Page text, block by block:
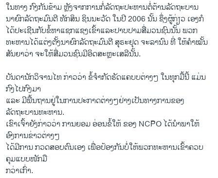
ໃນທາງ ​ກົງກັນຂ້າມ ຫຼັງຈາກ​ການ​ກໍ່ລັດຖະປະຫານຕໍ່ຕ້ານ​ລັດຖະບານ
ນາຍົກລັດຖະມົນຕີ ທັກສິນ ຊິນນະ​ວັດ ​ໃນ​ປີ 2006 ນັ້ນ ຊຶ່ງ​ຜູ້ກ່ຽວ ເອງກໍ
ໄດ້ປະເຊີນກັບຂໍ້ຫາ​ແຊກ​ແຊງ​ເຂົ້າ​ແລະ​ປາບ​ປາມສື່ມວນຊົນນັ້ນ ພວກ
ທະຫານ​ໄດ້ແຕ່​ງຕັ້ງນາຍົກລັດຖະມົນຕີ ສຸຣະຢຸດ ຈະລານົນ ທີ່ ໃຫ້ຄຳໝັ້ນ
ສັນຍາວ່າ ຈະໃຫ້ສື່ມວນຊົນມີອິດສະຫຼະເສລີນັ້ນ.
ບັນດານັກວິຈານໄທ ກ່າວ​ວ່າ ຂໍ້​ຈຳກັດຮັດແຄບບ​ຕ່າງໆ ໃນທຸກ​ມື້​ນີ້ ​ແມ່ນ​
ກົງ​ໄປ​ກົງ​ມາ
​ແລະ ມີພື້ນຖານຢູ່​ໃນ​ການ​ປະກາດ​ຕ່າງໆ​ຢ່າງ​ເປັນ​ທາງ​ການ​ຂອງ​
ລັດຖະບານ​ທະຫານ.​
ເຂົາ​ເຈົ້າຍັງ​ກ່າວ​ວ່າ ການຍອມ ອ່ອນຂໍ້ໃຫ້ ​ຂອງ NCPO ​ໄດ້​ນຳ​ພາ​ໃຫ້​
ອົງການ​ຂ່າວ​ຕ່າງໆ​
ໄດ້​ມີ​ການ ກວດ​ສອບ​ຕົນ​ເອງ ​ເພື່ອ​ປ້ອງ​ກັນ​ບໍ່ໃຫ້ພວກທະຫານ​ເຂົ້າ​ຄວບ​
ຄຸມແບບໜັກ​ມື
ກວ່າ​ເກົ່າ.